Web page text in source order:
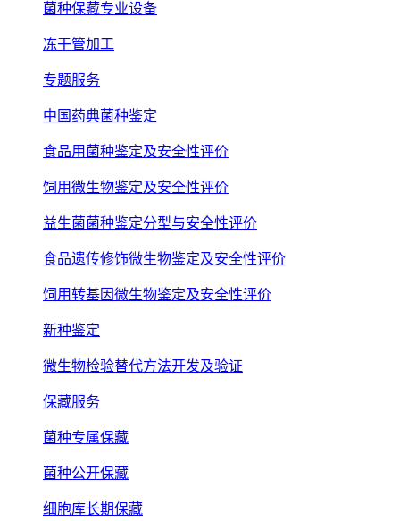
菌种保藏专业设备
冻干管加工
专题服务
中国药典菌种鉴定
食品用菌种鉴定及安全性评价
饲用微生物鉴定及安全性评价
益生菌菌种鉴定分型与安全性评价
食品遗传修饰微生物鉴定及安全性评价
饲用转基因微生物鉴定及安全性评价
新种鉴定
微生物检验替代方法开发及验证
保藏服务
菌种专属保藏
菌种公开保藏
细胞库长期保藏